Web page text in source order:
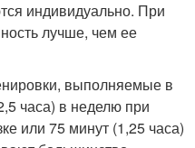
индивидуально. При
лучше, чем ее
выполняемые в
часа) в неделю при
или 75 минут (1,25 часа)